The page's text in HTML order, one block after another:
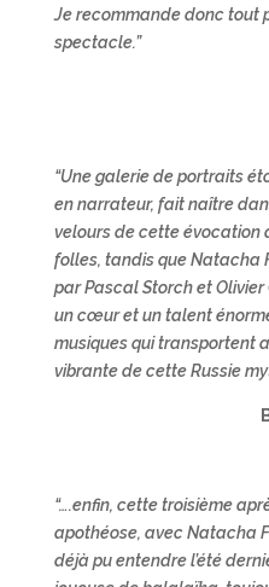
Je recommande donc tout
spectacle.”
“Une galerie de portraits
en narrateur, fait naître
velours de cette évocation
folles, tandis que Natacha
par Pascal Storch et
un cœur et un talent
musiques qui transportent
vibrante de cette Russie
“….enfin, cette troisième
apothéose, avec Natacha
déjà pu entendre l’été